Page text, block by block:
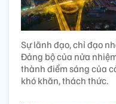
Sự lãnh đạo, chỉ đạo
Đảng bộ của nửa
thành điểm sáng của
khó khăn, thách thức.